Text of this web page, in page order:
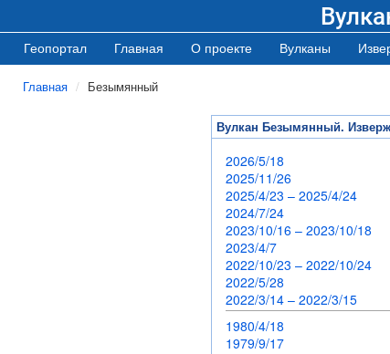
Геопортал Главная О проекте Вулканы
Главная Безымянный
Вулкан Безымянный.
2026/5/18
2025/11/26
2025/4/23 – 2025/4/24
2024/7/24
2023/10/16 – 2023/10/18
2023/4/7
2022/10/23 – 2022/10/24
2022/5/28
2022/3/14 – 2022/3/15
1980/4/18
1979/9/17